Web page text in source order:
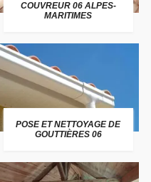
COUVREUR 06 ALPES-
MARITIMES
POSE ET NETTOYAGE DE
GOUTTIÈRES 06